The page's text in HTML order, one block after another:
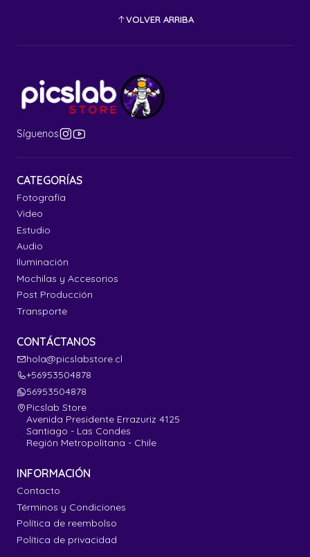
VOLVER ARRIBA
Síguenos
CATEGORÍAS
Fotografía
Video
Estudio
Audio
Iluminación
Mochilas y Accesorios
Post Producción
Transporte
CONTÁCTANOS
hola@picslabstore.cl
+56953504878
56953504878
Picslab Store
Avenida Presidente Errazuriz 4125
Santiago - Las Condes
Región Metropolitana - Chile
INFORMACIÓN
Contacto
Términos y Condiciones
Política de reembolso
Política de privacidad